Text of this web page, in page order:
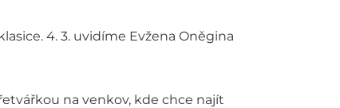
4. 3. uvidíme Evžena Oněgina
na venkov, kde chce najít